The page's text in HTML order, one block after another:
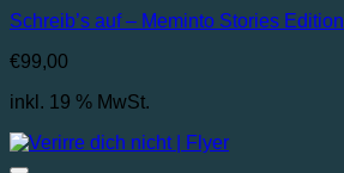
Schreib’s auf – Meminto Stories Edition
€99,00
inkl. 19 % MwSt.